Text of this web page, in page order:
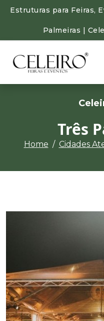
Estruturas para Feiras,
Palmeiras |
Três
Home Cidades